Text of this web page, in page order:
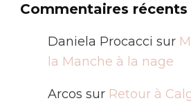
Commentaires récents
Daniela Procacci sur
la Manche à la nage
Arcos sur Retour à